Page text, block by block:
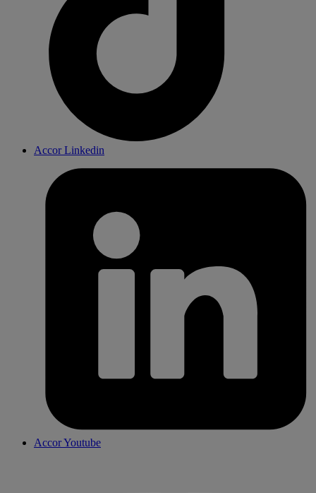
Accor Linkedin
Accor Youtube